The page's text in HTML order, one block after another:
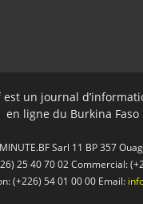
un journal
en ligne du Burkina Faso
Sarl 11 BP 357
25 40 70 02 Commercial:
(+226) 54 01 00 00 Email: